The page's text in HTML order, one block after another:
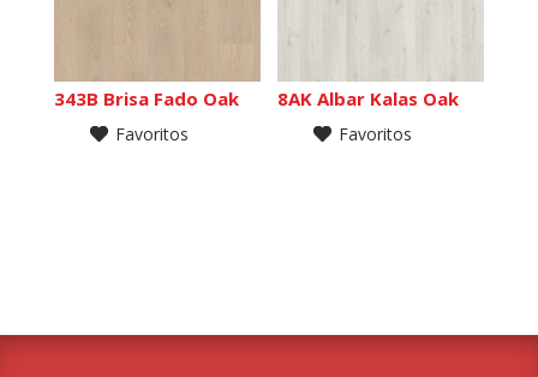
343B Brisa Fado Oak
Favoritos
8AK Albar Kalas Oak
Favoritos